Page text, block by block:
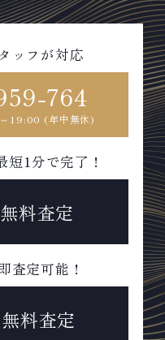
ッフが対応
764
19:00 (年中無休)
1分で完了！
料査定
査定可能！
料査定